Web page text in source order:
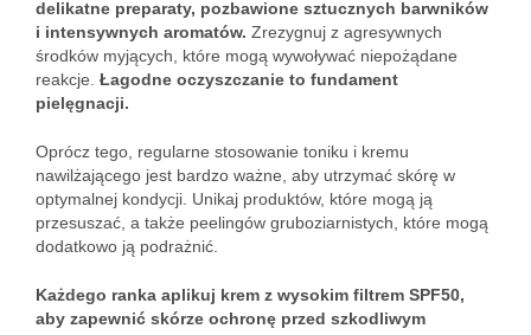
delikatne preparaty, pozbawione sztucznych barwników
i intensywnych aromatów. Zrezygnuj z agresywnych
środków myjących, które mogą wywoływać niepożądane
reakcje. Łagodne oczyszczanie to fundament
pielęgnacji.
Oprócz tego, regularne stosowanie toniku i kremu
nawilżającego jest bardzo ważne, aby utrzymać skórę w
optymalnej kondycji. Unikaj produktów, które mogą ją
przesuszać, a także peelingów gruboziarnistych, które mogą
dodatkowo ją podrażnić.
Każdego ranka aplikuj krem z wysokim filtrem SPF50,
aby zapewnić skórze ochronę przed szkodliwym